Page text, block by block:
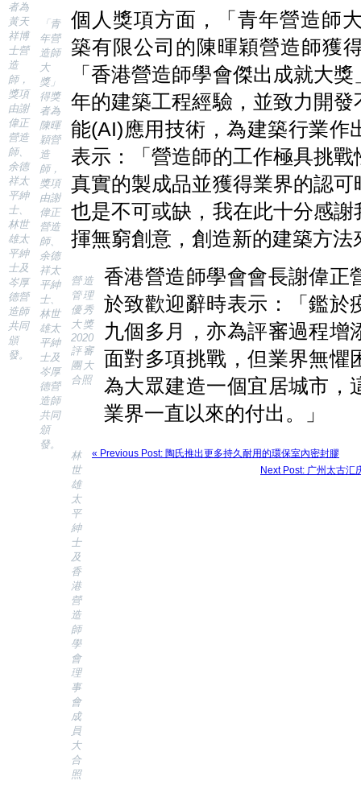
者為
黃天
祥博
士營
造
師，
獎項
由謝
偉正
營造
師、
余德
祥太
平紳
士、
林世
雄太
平紳
士及
岑厚
德營
造師
共同
頒
發。
「青
年營
造師
大
獎」
得獎
者為
陳暉
穎營
造
師，
獎項
由謝
偉正
營造
師、
余德
祥太
平紳
士、
林世
雄太
平紳
士及
岑厚
德營
造師
共同
頒
發。
個人獎項方面，「青年營造師
築有限公司的陳暉穎營造師獲
「香港營造師學會傑出成就大
年的建築工程經驗，並致力開
能(AI)應用技術，為建築行業作
表示：「營造師的工作極具挑
真實的製成品並獲得業界的認
也是不可或缺，我在此十分感
揮無窮創意，創造新的建築方法
營造
管理
優秀
大獎
2020
評審
團大
合照
香港營造師學會會長謝偉正
於致歡迎辭時表示：「鑑於
九個多月，亦為評審過程增
面對多項挑戰，但業界無懼
為大眾建造一個宜居城市，
業界一直以來的付出。」
林
世
雄
太
平
紳
士
及
香
港
營
造
師
學
會
理
事
會
成
員
大
合
照
« Previous Post: 陶氏推出更多持久耐用的環保室內密封膠
Next Post: 广州太古汇